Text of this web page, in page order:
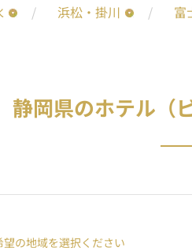
浜松・掛川 富
静岡県のホテル（
の地域を選択ください